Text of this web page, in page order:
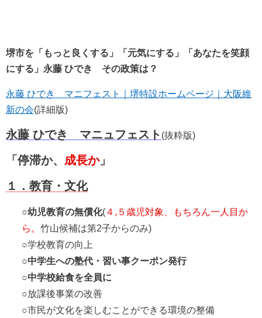
堺市を「もっと良くする」「元気にする」「あなたを笑顔
にする」永藤 ひでき その政策は？
永藤 ひでき マニフェスト｜堺特設ホームページ｜大阪維
新の会(詳細版)
永藤 ひでき マニュフェスト (抜粋版)
「停滞か、 成長か」
１．教育・文化
○幼児教育の無償化(４,５歳児対象、もちろん一人目か
ら。竹山候補は第2子からのみ)
○学校教育の向上
○中学生への塾代・習い事クーポン発行
○中学校給食を全員に
○放課後事業の改善
○市民が文化を楽しむことができる環境の整備